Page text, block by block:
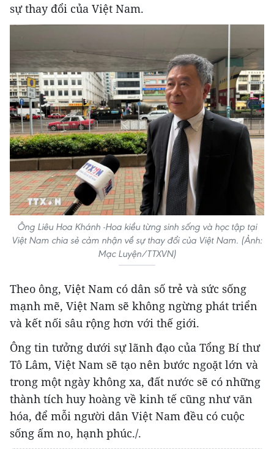
sự thay đổi của Việt Nam.
Ông Liêu Hoa Khánh -Hoa kiều từng sinh sống và học tập tại
Việt Nam chia sẻ cảm nhận về sự thay đổi của Việt Nam. (Ảnh:
Mạc Luyện/TTXVN)
Theo ông, Việt Nam có dân số trẻ và sức sống
mạnh mẽ, Việt Nam sẽ không ngừng phát triển
và kết nối sâu rộng hơn với thế giới.
Ông tin tưởng dưới sự lãnh đạo của Tổng Bí thư
Tô Lâm, Việt Nam sẽ tạo nên bước ngoặt lớn và
trong một ngày không xa, đất nước sẽ có những
thành tích huy hoàng về kinh tế cũng như văn
hóa, để mỗi người dân Việt Nam đều có cuộc
sống ấm no, hạnh phúc./.